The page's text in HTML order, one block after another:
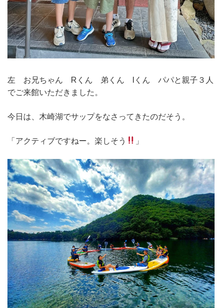
左 お兄ちゃん Rくん 弟くん Iくん パパと親子３人
でご来館いただきました。
今日は、木崎湖でサップをなさってきたのだそう。
「アクティブですねー。楽しそう 」